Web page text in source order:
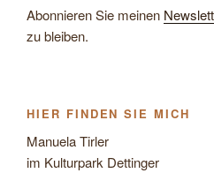
Abonnieren Sie meinen
zu bleiben.
HIER FINDEN SIE MICH
Manuela Tirler
im Kulturpark Dettinger